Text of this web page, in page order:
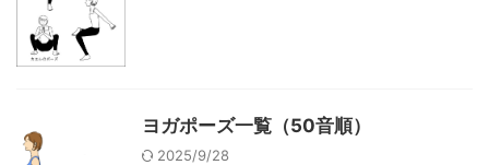
ヨガポーズ一覧（50音順）
2025/9/28